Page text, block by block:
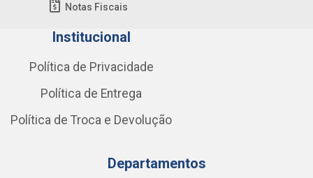
Notas Fiscais
Institucional
Política de Privacidade
Política de Entrega
Política de Troca e Devolução
Departamentos